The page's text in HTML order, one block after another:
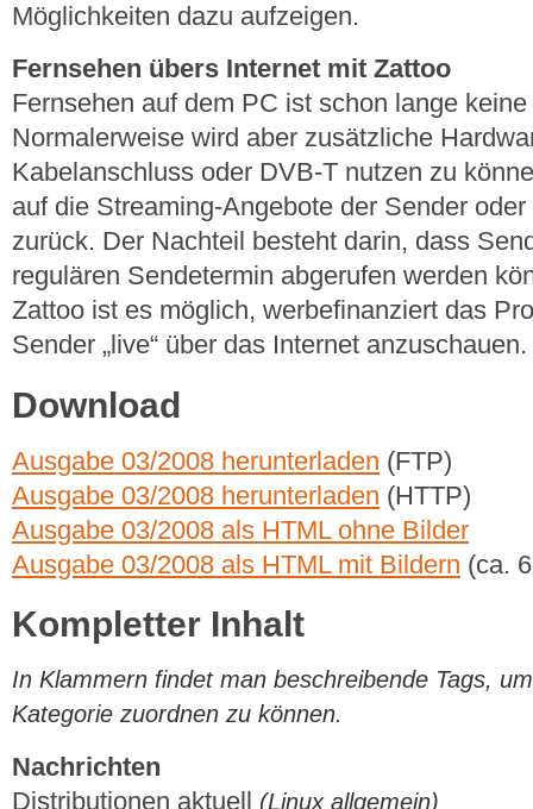
Möglichkeiten dazu aufzeigen.
Fernsehen übers Internet mit Zattoo
Fernsehen auf dem PC ist schon lange
Normalerweise wird aber zusätzliche
Kabelanschluss oder DVB-T nutzen zu
auf die Streaming-Angebote der Sender
zurück. Der Nachteil besteht darin, dass
regulären Sendetermin abgerufen werden
Zattoo ist es möglich, werbefinanziert das
Sender „live“ über das Internet anzuschauen.
Download
Ausgabe 03/2008 herunterladen (FTP)
Ausgabe 03/2008 herunterladen (HTTP)
Ausgabe 03/2008 als HTML ohne Bilder
Ausgabe 03/2008 als HTML mit Bildern (ca.
Kompletter Inhalt
In Klammern findet man beschreibende Tags,
Kategorie zuordnen zu können.
Nachrichten
Distributionen aktuell (Linux allgemein)